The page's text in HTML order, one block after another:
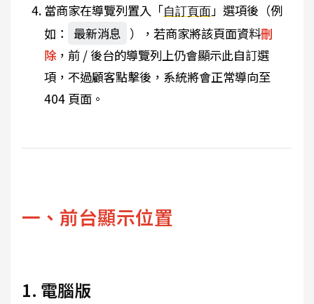
當商家在導覽列置入「自訂頁面 」選項後（例
如：
最新消息 ），若商家將該頁面資料刪
除 ，前 / 後台的導覽列上仍會顯示此自訂選
項，不過顧客點擊後，系統將會正常導向至
404 頁面。
一、前台顯示位置
1. 電腦版